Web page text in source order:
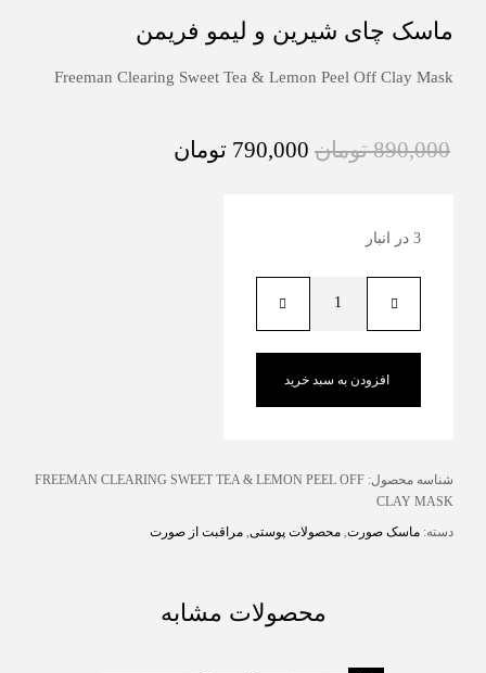
ماسک چای شیرین و لیمو فریمن
Freeman Clearing Sweet Tea & Lemon Peel Off Clay Mask
890,000 تومان 790,000 تومان
3 در انبار
افزودن به سبد خرید
شناسه محصول: FREEMAN CLEARING SWEET TEA & LEMON PEEL OFF
CLAY MASK
دسته: ماسک صورت, محصولات پوستی, مراقبت از صورت
محصولات مشابه